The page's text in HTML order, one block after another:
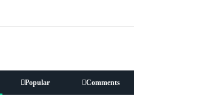
Popular Comments